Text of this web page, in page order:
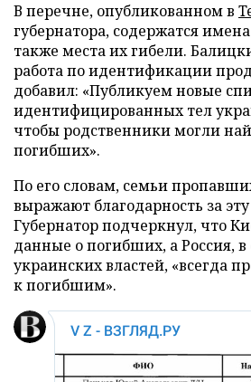
В перечне, опубликованном в
губернатора, содержатся
также места их гибели.
работа по идентификации
добавил: «Публикуем новые
идентифицированных тел
чтобы родственники могли
погибших».
По его словам, семьи
выражают благодарность за
Губернатор подчеркнул, что
данные о погибших, а Россия,
украинских властей, «всегда
к погибшим».